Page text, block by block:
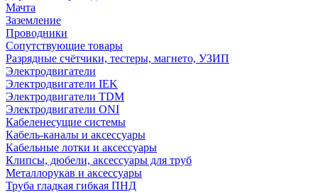
Мачта
Заземление
Проводники
Сопутствующие товары
Разрядные счётчики, тестеры, магнето, УЗИП
Электродвигатели
Электродвигатели IEK
Электродвигатели TDM
Электродвигатели ONI
Кабеленесущие системы
Кабель-каналы и аксессуары
Кабельные лотки и аксессуары
Клипсы, дюбели, аксессуары для труб
Металлорукав и аксессуары
Труба гладкая гибкая ПНД